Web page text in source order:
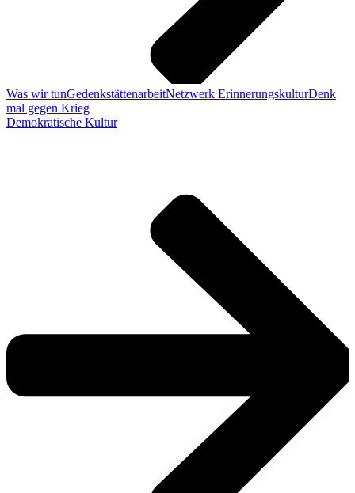
Was wir tunGedenkstättenarbeitNetzwerk ErinnerungskulturDenk
mal gegen Krieg
Demokratische Kultur